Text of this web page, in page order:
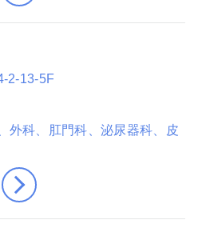
2-13-5F
外科、肛門科、泌尿器科、皮